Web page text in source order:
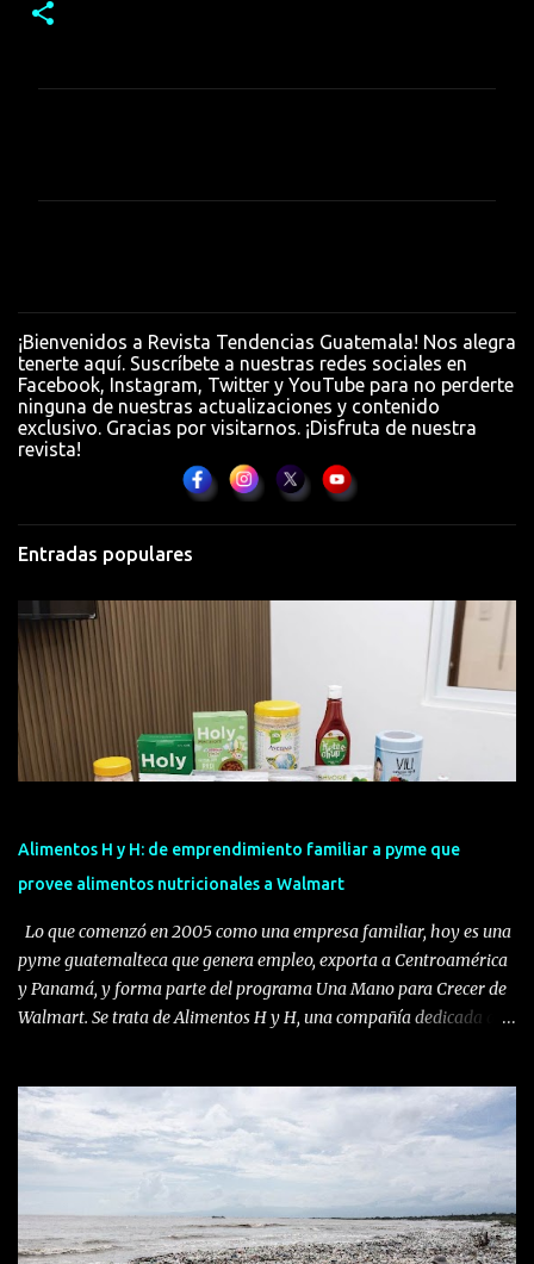
r
i
o
s
¡Bienvenidos a Revista Tendencias Guatemala! Nos alegra
tenerte aquí. Suscríbete a nuestras redes sociales en
Facebook, Instagram, Twitter y YouTube para no perderte
ninguna de nuestras actualizaciones y contenido
exclusivo. Gracias por visitarnos. ¡Disfruta de nuestra
revista!
Entradas populares
Alimentos H y H: de emprendimiento familiar a pyme que
provee alimentos nutricionales a Walmart
Lo que comenzó en 2005 como una empresa familiar, hoy es una
pyme guatemalteca que genera empleo, exporta a Centroamérica
y Panamá, y forma parte del programa Una Mano para Crecer de
Walmart. Se trata de Alimentos H y H, una compañía dedicada al
impulsada por André Herrera, director comercial y de desarrollo
de Alimentos H y H, quien identificó una oportunidad en el
mercado guatemalteco: crear productos especializados hechos
localmente para consumidores que buscaban cuidar su salud sin
sacrificar el sabor. Herrera, originario de la Ciudad de Guatemala,
estudió Ingeniería Química en Alimentos en la Universidad del